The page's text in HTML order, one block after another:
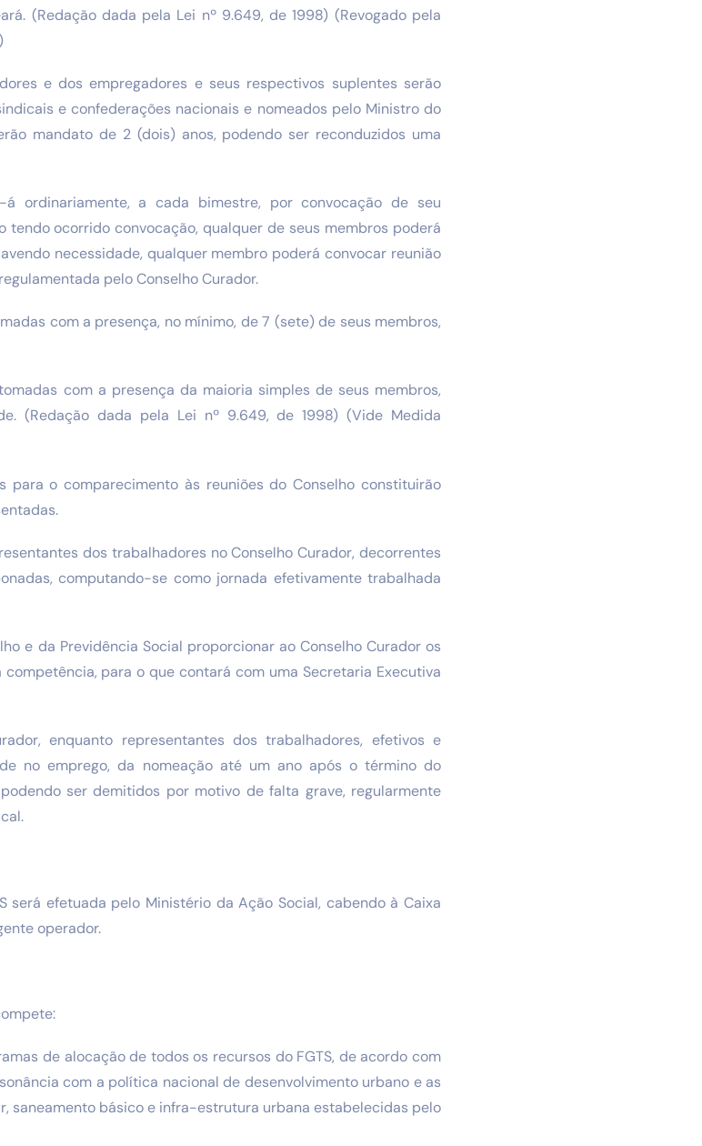
(Redação dada pela Lei nº 9.649, de 1998) (Revogado pela
e dos empregadores e seus respectivos suplentes serão
e confederações nacionais e nomeados pelo Ministro do
mandato de 2 (dois) anos, podendo ser reconduzidos uma
ordinariamente, a cada bimestre, por convocação de seu
tendo ocorrido convocação, qualquer de seus membros poderá
necessidade, qualquer membro poderá convocar reunião
pelo Conselho Curador.
com a presença, no mínimo, de 7 (sete) de seus membros,
com a presença da maioria simples de seus membros,
(Redação dada pela Lei nº 9.649, de 1998) (Vide Medida
para o comparecimento às reuniões do Conselho constituirão
dos trabalhadores no Conselho Curador, decorrentes
computando-se como jornada efetivamente trabalhada
e da Previdência Social proporcionar ao Conselho Curador os
para o que contará com uma Secretaria Executiva
enquanto representantes dos trabalhadores, efetivos e
no emprego, da nomeação até um ano após o término do
ser demitidos por motivo de falta grave, regularmente
será efetuada pelo Ministério da Ação Social, cabendo à Caixa
operador.
de alocação de todos os recursos do FGTS, de acordo com
com a política nacional de desenvolvimento urbano e as
saneamento básico e infra-estrutura urbana estabelecidas pelo